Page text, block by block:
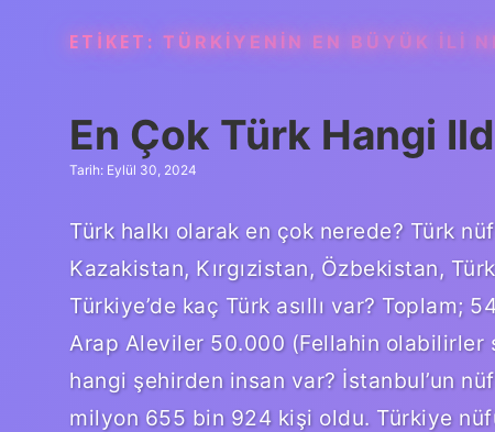
ETIKET: TÜRKIYENIN EN BÜYÜK ILI
En Çok Türk Hangi
Tarih: Eylül 30, 2024
Türk halkı olarak en çok nerede? Türk
Kazakistan, Kırgızistan, Özbekistan,
Türkiye’de kaç Türk asıllı var? Toplam;
Arap Aleviler 50.000 (Fellahin olabilirler
hangi şehirden insan var? İstanbul’un
milyon 655 bin 924 kişi oldu. Türkiye